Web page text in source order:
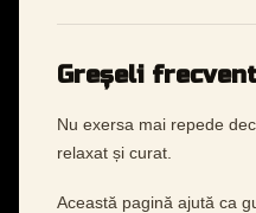
Greșeli
Nu exersa mai repede
relaxat și curat.
Această pagină ajută ca